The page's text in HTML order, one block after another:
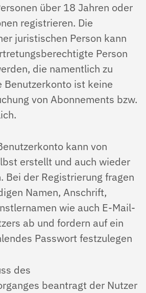
über 18 Jahren oder
registrieren. Die
juristischen Person kann
Person
die namentlich zu
Benutzerkonto ist keine
von Abonnements bzw.
kann von
erstellt und auch wieder
Bei der Re­gistrierung fragen
Namen, Anschrift,
wie auch E-Mail-
ab und fordern auf ein
Passwort festzulegen
des
beantragt der Nutzer